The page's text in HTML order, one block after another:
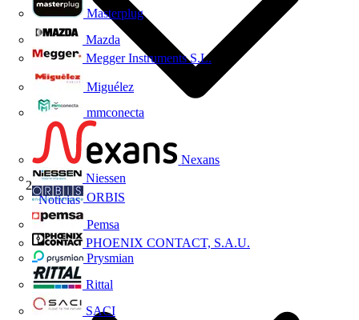
Masterplug
Mazda
Megger Instruments S.L.
Miguélez
mmconecta
Nexans
Niessen
ORBIS
Pemsa
PHOENIX CONTACT, S.A.U.
Prysmian
Rittal
SACI
Noticias